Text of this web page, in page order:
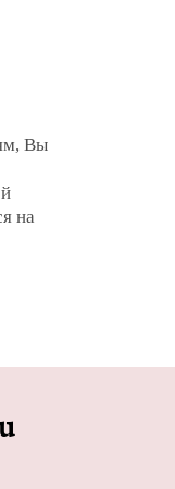
Вы
на